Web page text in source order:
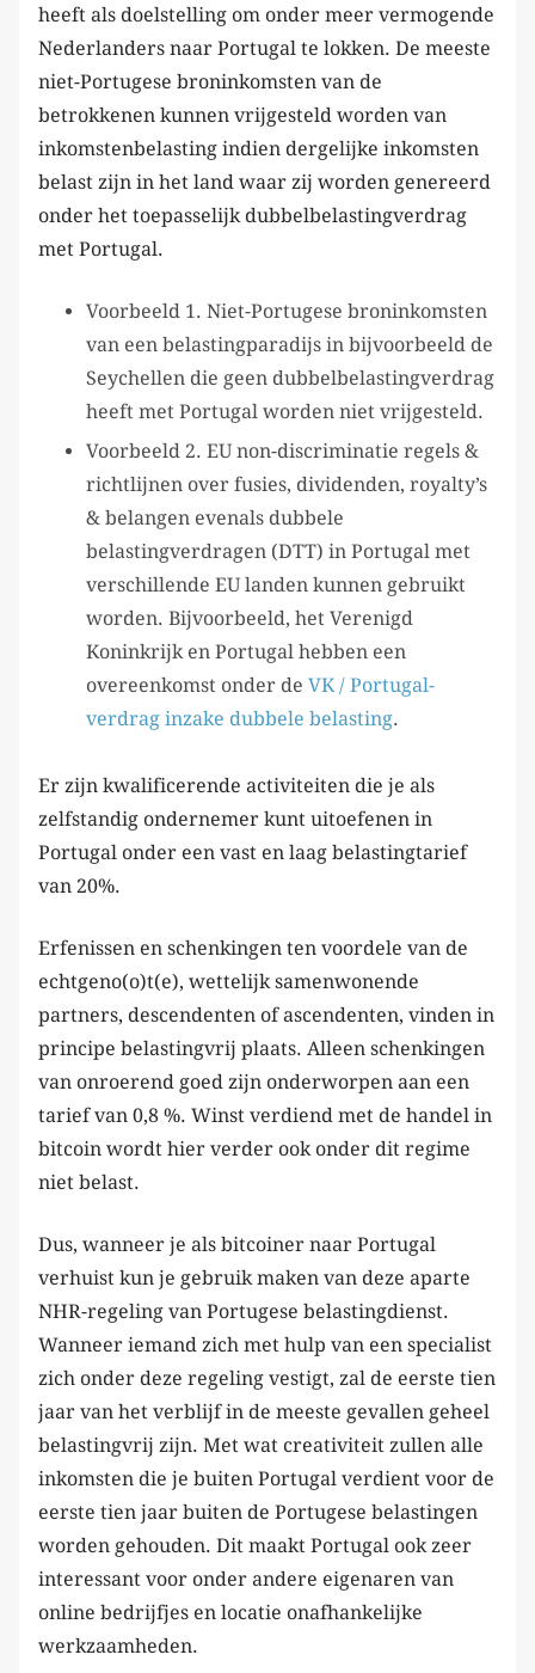
heeft als doelstelling om onder meer vermogende
Nederlanders naar Portugal te lokken. De meeste
niet-Portugese broninkomsten van de
betrokkenen kunnen vrijgesteld worden van
inkomstenbelasting indien dergelijke inkomsten
belast zijn in het land waar zij worden genereerd
onder het toepasselijk dubbelbelastingverdrag
met Portugal.
Voorbeeld 1. Niet-Portugese broninkomsten
van een belastingparadijs in bijvoorbeeld de
Seychellen die geen dubbelbelastingverdrag
heeft met Portugal worden niet vrijgesteld.
Voorbeeld 2. EU non-discriminatie regels &
richtlijnen over fusies, dividenden, royalty’s
& belangen evenals dubbele
belastingverdragen (DTT) in Portugal met
verschillende EU landen kunnen gebruikt
worden. Bijvoorbeeld, het Verenigd
Koninkrijk en Portugal hebben een
overeenkomst onder de VK / Portugal-
verdrag inzake dubbele belasting.
Er zijn kwalificerende activiteiten die je als
zelfstandig ondernemer kunt uitoefenen in
Portugal onder een vast en laag belastingtarief
van 20%.
Erfenissen en schenkingen ten voordele van de
echtgeno(o)t(e), wettelijk samenwonende
partners, descendenten of ascendenten, vinden in
principe belastingvrij plaats. Alleen schenkingen
van onroerend goed zijn onderworpen aan een
tarief van 0,8 %. Winst verdiend met de handel in
bitcoin wordt hier verder ook onder dit regime
niet belast.
Dus, wanneer je als bitcoiner naar Portugal
verhuist kun je gebruik maken van deze aparte
NHR-regeling van Portugese belastingdienst.
Wanneer iemand zich met hulp van een specialist
zich onder deze regeling vestigt, zal de eerste tien
jaar van het verblijf in de meeste gevallen geheel
belastingvrij zijn. Met wat creativiteit zullen alle
inkomsten die je buiten Portugal verdient voor de
eerste tien jaar buiten de Portugese belastingen
worden gehouden. Dit maakt Portugal ook zeer
interessant voor onder andere eigenaren van
online bedrijfjes en locatie onafhankelijke
werkzaamheden.